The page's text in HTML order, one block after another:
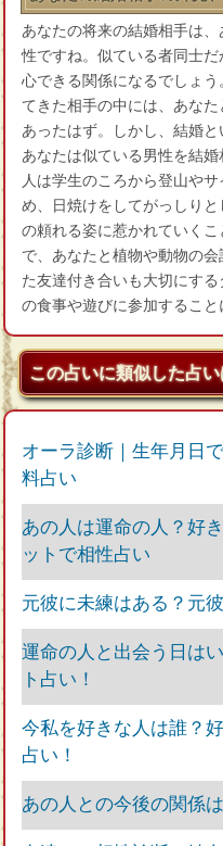
あなたの将来の結婚相手は
性ですね。似ている者同士
心できる関係になるでしょ
てきた相手の中には、あな
あったはず。しかし、結婚と
あなたは似ている男性を結
人は学生のころから登山や
め、日焼けをしてがっしり
の頼れる姿に惹かれていく
で、あなたと植物や動物の
た友達付き合いも大切にす
の食事や遊びに参加すること
この占いに類似した占
オーラ診断｜生年月日
料占い
あの人は運命の人？好
ットで相性占い
元彼に未練はある？元
運命の人と出会う日は
ト占い！
今私を好きな人は誰？
占い！
あの人との今後の関係